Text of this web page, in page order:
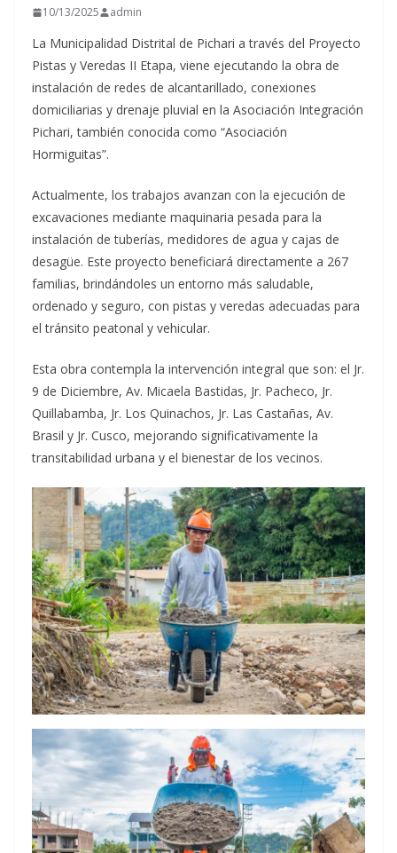
10/13/2025 admin
La Municipalidad Distrital de Pichari a través del Proyecto
Pistas y Veredas II Etapa, viene ejecutando la obra de
instalación de redes de alcantarillado, conexiones
domiciliarias y drenaje pluvial en la Asociación Integración
Pichari, también conocida como “Asociación
Hormiguitas”.
Actualmente, los trabajos avanzan con la ejecución de
excavaciones mediante maquinaria pesada para la
instalación de tuberías, medidores de agua y cajas de
desagüe. Este proyecto beneficiará directamente a 267
familias, brindándoles un entorno más saludable,
ordenado y seguro, con pistas y veredas adecuadas para
el tránsito peatonal y vehicular.
Esta obra contempla la intervención integral que son: el Jr.
9 de Diciembre, Av. Micaela Bastidas, Jr. Pacheco, Jr.
Quillabamba, Jr. Los Quinachos, Jr. Las Castañas, Av.
Brasil y Jr. Cusco, mejorando significativamente la
transitabilidad urbana y el bienestar de los vecinos.